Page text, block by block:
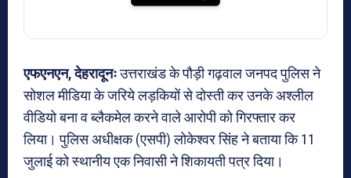
एफएनएन, देहरादूनःउत्तराखंड के पौड़ी गढ़वाल जनपद पुलिस ने
सोशल मीडिया के जरिये लड़कियों से दोस्ती कर उनके अश्लील
वीडियो बना व ब्लैकमेल करने वाले आरोपी को गिरफ्तार कर
लिया। पुलिस अधीक्षक (एसपी) लोकेश्वर सिंह ने बताया कि 11
जुलाई को स्थानीय एक निवासी ने शिकायती पत्र दिया।